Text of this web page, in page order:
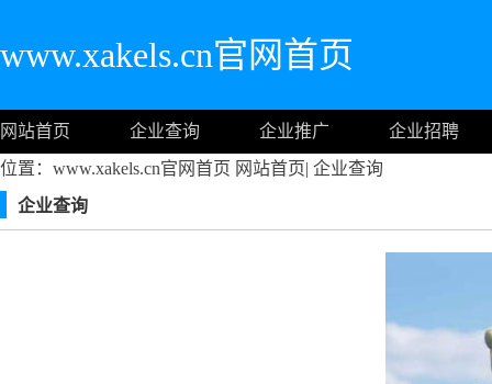
www.xakels.cn官网首页
网站首页 企业查询 企业推广
企业招聘
位置：www.xakels.cn官网首页 网站首页| 企业查询
企业查询